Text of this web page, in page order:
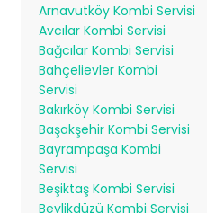
Arnavutköy Kombi Servisi
Avcılar Kombi Servisi
Bağcılar Kombi Servisi
Bahçelievler Kombi
Servisi
Bakırköy Kombi Servisi
Başakşehir Kombi Servisi
Bayrampaşa Kombi
Servisi
Beşiktaş Kombi Servisi
Beylikdüzü Kombi Servisi